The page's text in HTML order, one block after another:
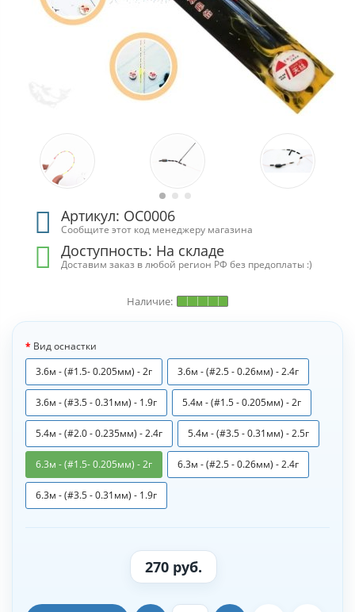
Артикул: ОС0006
Сообщите этот код менеджеру магазина
Доступность: На складе
Доставим заказ в любой регион РФ без предоплаты :)
Вид оснастки
3.6м - (#1.5- 0.205мм) - 2г
3.6м - (#2.5 - 0.26мм) - 2.4г
3.6м - (#3.5 - 0.31мм) - 1.9г 5.4м - (#1.5 - 0.205мм) - 2г
5.4м - (#2.0 - 0.235мм) - 2.4г 5.4м - (#3.5 - 0.31мм) - 2.5г
6.3м - (#1.5- 0.205мм) - 2г 6.3м - (#2.5 - 0.26мм) - 2.4г
6.3м - (#3.5 - 0.31мм) - 1.9г
270 руб.